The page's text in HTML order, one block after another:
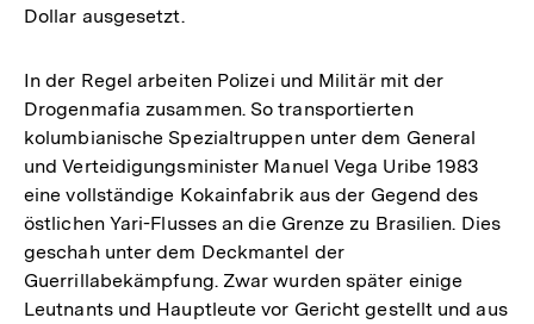
Dollar ausgesetzt.
In der Regel arbeiten Polizei und Militär mit der
Drogenmafia zusammen. So transportierten
kolumbianische Spezialtruppen unter dem General
und Verteidigungsminister Manuel Vega Uribe 1983
eine vollständige Kokainfabrik aus der Gegend des
östlichen Yari-Flusses an die Grenze zu Brasilien. Dies
geschah unter dem Deckmantel der
Guerrillabekämpfung. Zwar wurden später einige
Leutnants und Hauptleute vor Gericht gestellt und aus